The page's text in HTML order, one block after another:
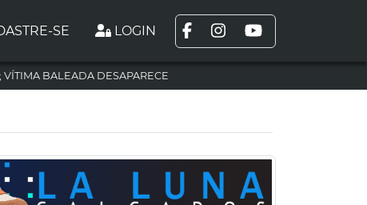
SE LOGIN
BALEADA DESAPARECE